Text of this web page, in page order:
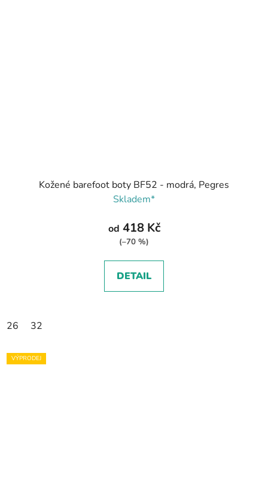
Kožené barefoot boty BF52 - modrá, Pegres
Skladem*
od 418 Kč
(–70 %)
DETAIL
26 32
VÝPRODEJ